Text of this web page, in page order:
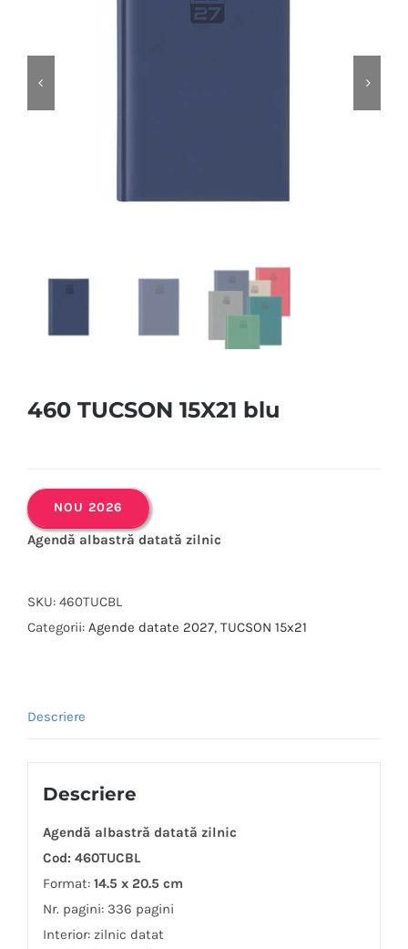
460 TUCSON 15X21 blu
NOU 2026
Agendă albastră datată zilnic
SKU: 460TUCBL
Categorii: Agende datate 2027, TUCSON 15x21
Descriere
Descriere
Agendă albastră datată zilnic
Cod: 460TUCBL
Format: 14.5 x 20.5 cm
Nr. pagini: 336 pagini
Interior: zilnic datat